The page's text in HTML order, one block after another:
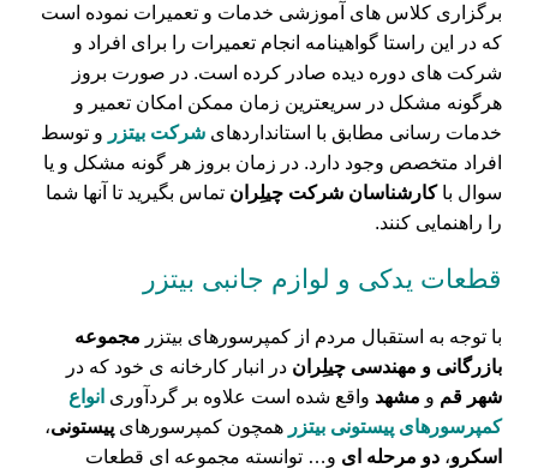
برگزاری کلاس های آموزشی خدمات و تعمیرات نموده است
که در این راستا گواهینامه انجام تعمیرات را برای افراد و
شرکت های دوره دیده صادر کرده است. در صورت بروز
هرگونه مشکل در سریعترین زمان ممکن امکان تعمیر و
خدمات رسانی مطابق با استاندارد‌های شرکت بیتزر و توسط
افراد متخصص وجود دارد. در زمان بروز هر گونه مشکل و یا
سوال باکارشناسان شرکت چیلِران تماس بگیرید تا آنها شما
را راهنمایی کنند.
قطعات یدکی و لوازم جانبی بیتزر
با توجه به استقبال مردم از کمپرسورهای بیتزر مجموعه
بازرگانی و مهندسی چیلِران در انبار کارخانه ی خود که در
شهر قم و مشهد واقع شده است علاوه بر گردآوری انواع
کمپرسورهای پیستونی بیتزر همچون کمپرسورهای پیستونی،
اسکرو، دو مرحله ای و… توانسته مجموعه ای قطعات